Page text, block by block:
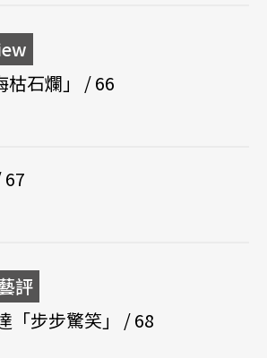
枯石爛」 / 66
評
「步步驚笑」 / 68